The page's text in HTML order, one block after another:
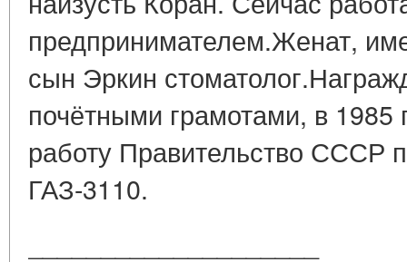
предпринимателем.Женат,
сын Эркин
почётными грамотами, в 1985
работу Правительство СССР
ГАЗ-3110.